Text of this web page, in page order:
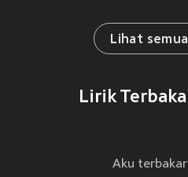
Lihat
Lirik
Aku